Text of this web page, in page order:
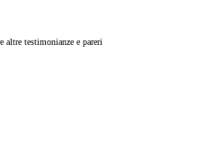
altre testimonianze e pareri